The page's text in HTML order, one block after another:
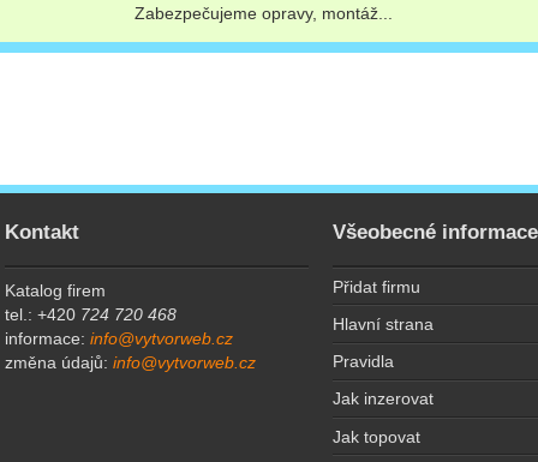
Zabezpečujeme opravy, montáž...
Kontakt
Katalog firem
tel.: +420 724 720 468
informace:info@vytvorweb.cz
změna údajů:info@vytvorweb.cz
Všeobecné informace
Přidat firmu
Hlavní strana
Pravidla
Jak inzerovat
Jak topovat